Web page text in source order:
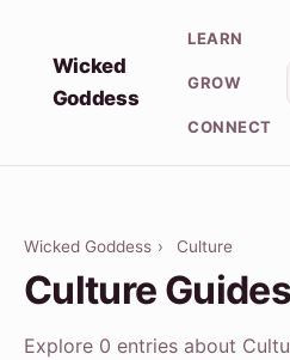
Wicked
Goddess
LEARN
GROW
CONNECT
Wicked Goddess › Culture
Culture Guides
Explore 0 entries about